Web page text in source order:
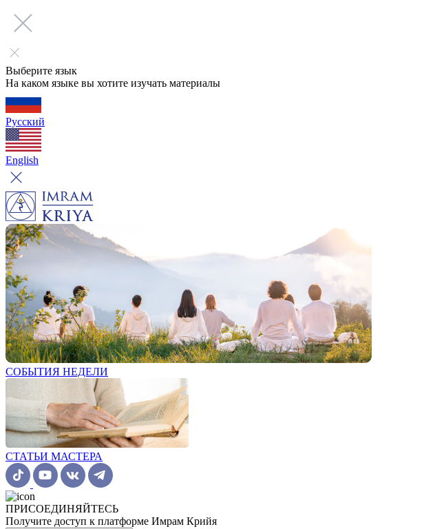
Выберите язык
На каком языке вы хотите изучать материалы
Русский
English
СОБЫТИЯ НЕДЕЛИ
СТАТЬИ МАСТЕРА
ПРИСОЕДИНЯЙТЕСЬ
Получите доступ к платформе Имрам Крийя